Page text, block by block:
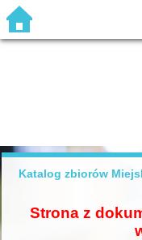
Katalog zbiorów
Strona z